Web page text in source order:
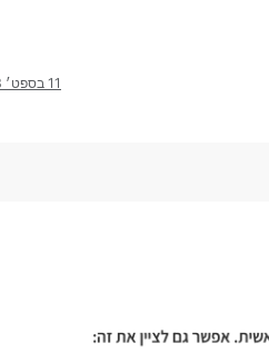
11 בספט׳ 2023, 10:06